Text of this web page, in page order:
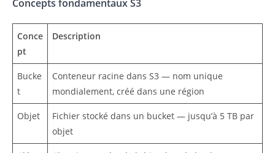
Concepts fondamentaux S3
Conce
pt
Description
Bucke
t
Conteneur racine dans S3 — nom unique
mondialement, créé dans une région
Objet
Fichier stocké dans un bucket — jusqu’à 5 TB par
objet